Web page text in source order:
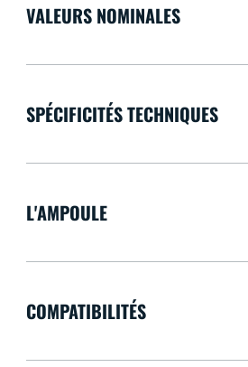
VALEURS NOMINALES
SPÉCIFICITÉS TECHNIQUES
L'AMPOULE
COMPATIBILITÉS